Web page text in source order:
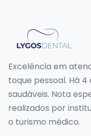
Excelência em
toque pessoal. Há
saudáveis. Nota
realizados por
o turismo médico.